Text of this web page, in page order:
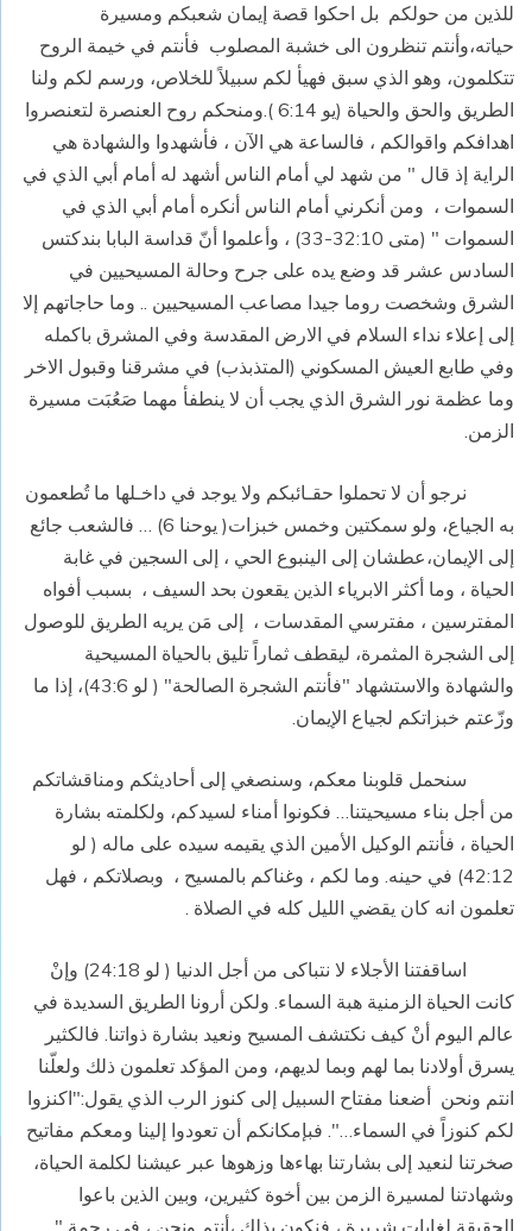
للذين من حولكم بل احكوا قصة إيمان شعبكم ومسيرة
حياته،وأنتم تنظرون الى خشبة المصلوب فأنتم في خيمة الروح
تتكلمون، وهو الذي سبق فهيأ لكم سبيلاً للخلاص، ورسم لكم ولنا
الطريق والحق والحياة (يو 6:14 ).ومنحكم روح العنصرة لتعنصروا
اهدافكم واقوالكم ، فالساعة هي الآن ، فأشهدوا والشهادة هي
الراية إذ قال " من شهد لي أمام الناس أشهد له أمام أبي الذي في
السموات ، ومن أنكرني أمام الناس أنكره أمام أبي الذي في
السموات " (متى 32:10-33) ، وأعلموا أنّ قداسة البابا بندكتس
السادس عشر قد وضع يده على جرح وحالة المسيحيين في
الشرق وشخصت روما جيدا مصاعب المسيحيين .. وما حاجاتهم إلا
إلى إعلاء نداء السلام في الارض المقدسة وفي المشرق باكمله
وفي طابع العيش المسكوني (المتذبذب) في مشرقنا وقبول الاخر
وما عظمة نور الشرق الذي يجب أن لا ينطفأ مهما صَعُبَت مسيرة
الزمن.
نرجو أن لا تحملوا حقـائبكم ولا يوجد في داخـلها ما تُطعمون
به الجياع، ولو سمكتين وخمس خبزات( يوحنا 6) … فالشعب جائع
إلى الإيمان،عطشان إلى الينبوع الحي ، إلى السجين في غابة
الحياة ، وما أكثر الابرياء الذين يقعون بحد السيف ، بسبب أفواه
المفترسين ، مفترسي المقدسات ، إلى مَن يريه الطريق للوصول
إلى الشجرة المثمرة، ليقطف ثماراً تليق بالحياة المسيحية
والشهادة والاستشهاد "فأنتم الشجرة الصالحة" ( لو 43:6)، إذا ما
وزّعتم خبزاتكم لجياع الإيمان.
سنحمل قلوبنا معكم، وسنصغي إلى أحاديثكم ومناقشاتكم
من أجل بناء مسيحيتنا… فكونوا أمناء لسيدكم، ولكلمته بشارة
الحياة ، فأنتم الوكيل الأمين الذي يقيمه سيده على ماله ( لو
42:12) في حينه. وما لكم ، وغناكم بالمسيح ،
وبصلاتكم ، فهل
تعلمون انه كان يقضي الليل كله في الصلاة .
اساقفتنا الأجلاء لا نتباكى من أجل الدنيا ( لو 24:18) وإنْ
كانت الحياة الزمنية هبة السماء. ولكن أرونا الطريق السديدة في
عالم اليوم أنْ كيف نكتشف المسيح ونعيد بشارة ذواتنا. فالكثير
يسرق أولادنا بما لهم وبما لديهم، ومن المؤكد تعلمون ذلك ولعلّنا
انتم ونحن أضعنا مفتاح السبيل إلى كنوز الرب الذي يقول:"اكنزوا
لكم كنوزاً في السماء…". فبإمكانكم أن تعودوا إلينا ومعكم مفاتيح
صخرتنا لنعيد إلى بشارتنا بهاءها وزهوها عبر عيشنا لكلمة الحياة،
وشهادتنا لمسيرة الزمن بين أخوة كثيرين، وبين الذين باعوا
الحقيقة لغايات شريرة ، فنكون بذلك ،أنتم ونحن ، في رحمة "